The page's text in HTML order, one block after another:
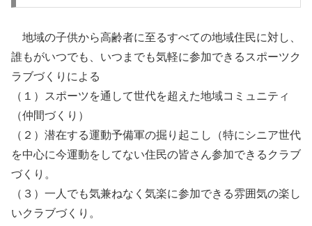
地域の子供から高齢者に至るすべての地域住民に対し、
誰もがいつでも、いつまでも気軽に参加できるスポーツク
ラブづくりによる
（１）スポーツを通して世代を超えた地域コミュニティ
（仲間づくり）
（２）潜在する運動予備軍の掘り起こし（特にシニア世代
を中心に今運動をしてない住民の皆さん参加できるクラブ
づくり。
（３）一人でも気兼ねなく気楽に参加できる雰囲気の楽し
いクラブづくり。